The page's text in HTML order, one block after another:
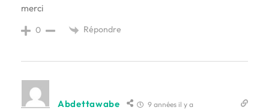
merci
0 Répondre
Abdettawabe 9 années il y a